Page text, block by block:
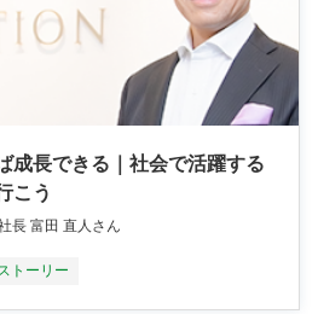
成長できる｜社会で活躍する
こう
長 富田 直人さん
トーリー